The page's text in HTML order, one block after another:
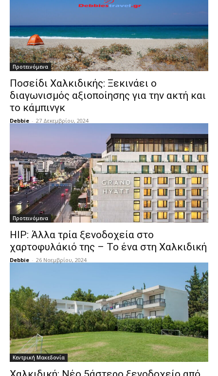
Προτεινόμενα
Ποσείδι Χαλκιδικής: Ξεκινάει ο
διαγωνισμός αξιοποίησης για την ακτή και
το κάμπινγκ
Debbie - 27 Δεκεμβρίου, 2024
Προτεινόμενα
HIP: Άλλα τρία ξενοδοχεία στο
χαρτοφυλάκιό της – Το ένα στη Χαλκιδική
Debbie - 26 Νοεμβρίου, 2024
Κεντρική Μακεδονία